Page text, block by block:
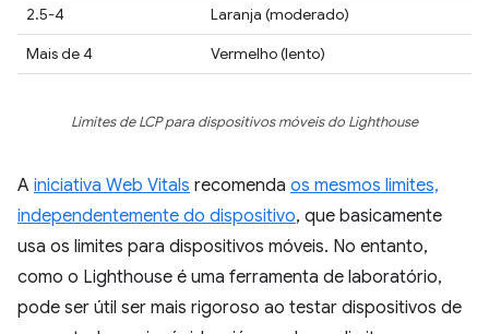
2.5-4
Laranja (moderado)
Mais de 4
Vermelho (lento)
Limites de LCP para dispositivos móveis do Lighthouse
A iniciativa Web Vitals recomenda os mesmos limites,
independentemente do dispositivo, que basicamente
usa os limites para dispositivos móveis. No entanto,
como o Lighthouse é uma ferramenta de laboratório,
pode ser útil ser mais rigoroso ao testar dispositivos de